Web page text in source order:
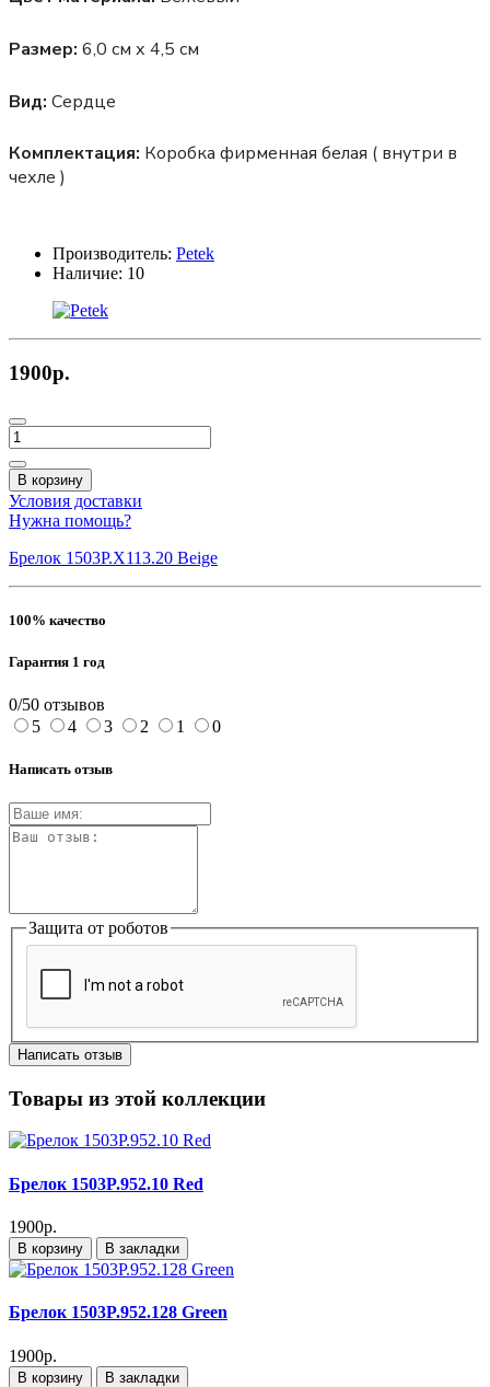
Размер: 6,0 см х 4,5 см
Вид: Сердце
Комплектация: Коробка фирменная белая ( внутри в
чехле )
Производитель: Petek
Наличие: 10
1900р.
В корзину
Условия доставки
Нужна помощь?
Брелок 1503P.X113.20 Beige
100% качество
Гарантия 1 год
0/50 отзывов
5
4 3 2 1 0
Написать отзыв
Защита от роботов
Написать отзыв
Товары из этой коллекции
Брелок 1503P.952.10 Red
1900р.
В корзину В закладки
Брелок 1503P.952.128 Green
1900р.
В корзину В закладки